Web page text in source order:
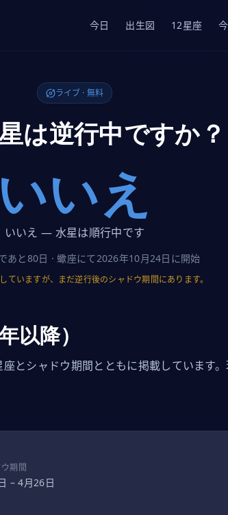
今日 出生図 12星座
ライブ · 無料
は逆行中ですか？
いいえ
いいえ — 水星は順行中です
あと80日 · 蠍座にて2026年10月24日に開始
ていますが、まだ逆行後のシャドウ期間にあります。
以降）
とシャドウ期間とともに掲載しています
期間
–4月26日